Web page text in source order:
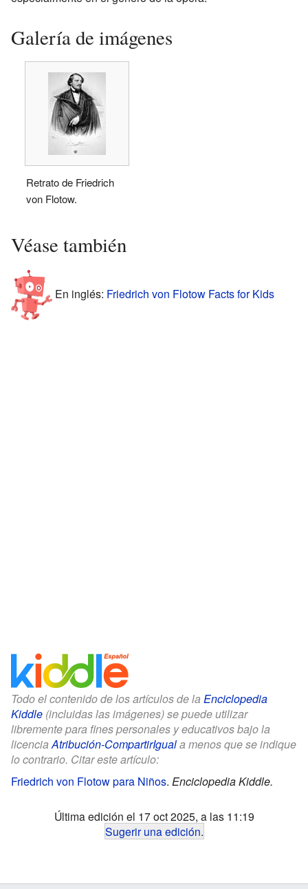
Galería de imágenes
Retrato de Friedrich
von Flotow.
Véase también
En inglés: Friedrich von Flotow Facts for Kids
Todo el contenido de los artículos de la Enciclopedia
Kiddle (incluidas las imágenes) se puede utilizar
libremente para fines personales y educativos bajo la
licenciaAtribución-CompartirIguala menos que se indique
lo contrario. Citar este artículo:
Friedrich von Flotow para Niños. Enciclopedia Kiddle.
Última edición el 17 oct 2025, a las 11:19
Sugerir una edición.